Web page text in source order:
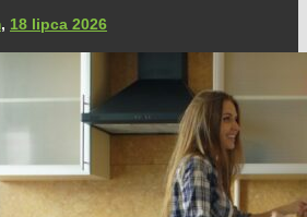
, 18 lipca 2026